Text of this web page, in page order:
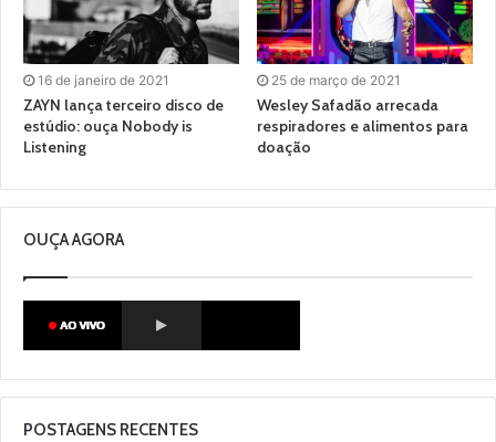
16 de janeiro de 2021
ZAYN lança terceiro disco de
estúdio: ouça Nobody is
Listening
25 de março de 2021
Wesley Safadão arrecada
respiradores e alimentos para
doação
OUÇA AGORA
POSTAGENS RECENTES